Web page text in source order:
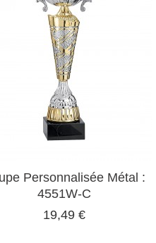
Personnalisée Métal :
4551W-C
19,49 €